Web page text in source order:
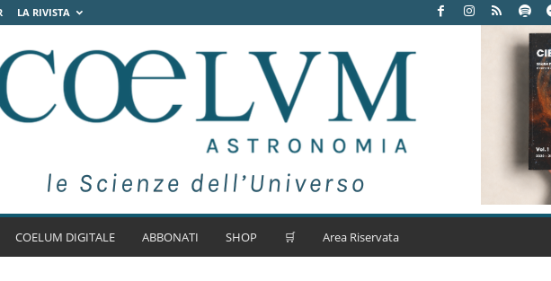
LA RIVISTA
COELUM DIGITALE ABBONATI SHOP 🛒 Area Riservata